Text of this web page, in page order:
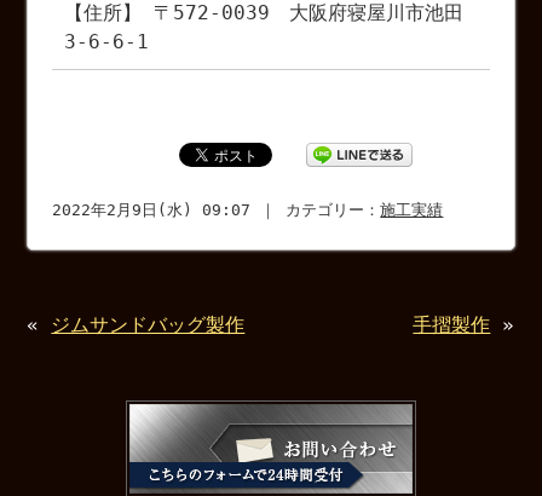
【住所】 〒572-0039 大阪府寝屋川市池田
3-6-6-1
2022年2月9日(水) 09:07 ｜ カテゴリー：施工実績
« ジムサンドバッグ製作 手摺製作 »